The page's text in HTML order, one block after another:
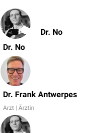
Dr. No
Dr. No
Dr. Frank Antwerpes
Arzt | Ärztin